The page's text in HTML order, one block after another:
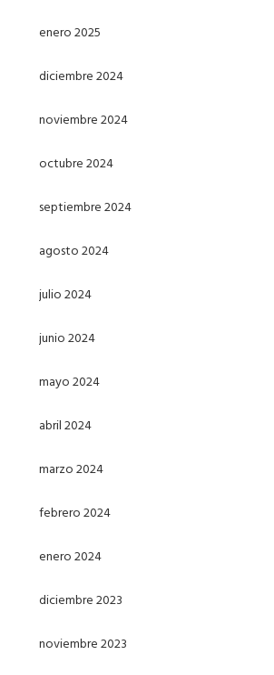
enero 2025
diciembre 2024
noviembre 2024
octubre 2024
septiembre 2024
agosto 2024
julio 2024
junio 2024
mayo 2024
abril 2024
marzo 2024
febrero 2024
enero 2024
diciembre 2023
noviembre 2023